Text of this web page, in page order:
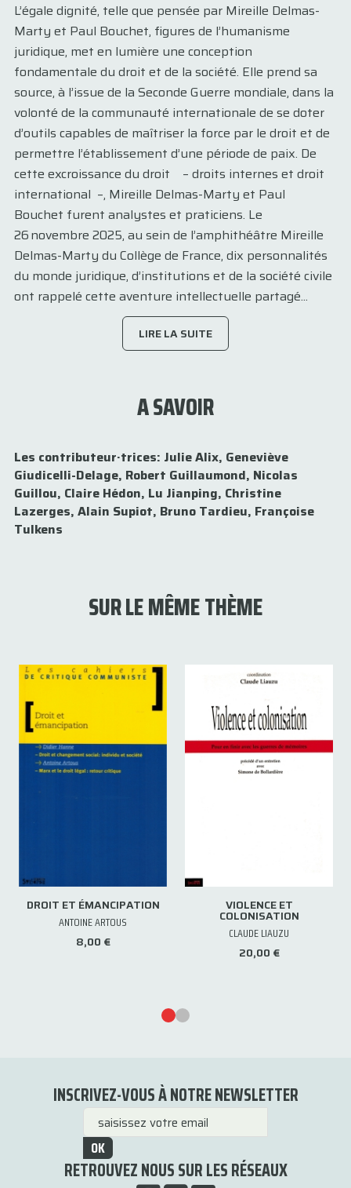
L’égale dignité, telle que pensée par Mireille ­Delmas-
Marty et Paul Bouchet, figures de l’humanisme
juridique, met en lumière une conception
fondamentale du droit et de la société. Elle prend sa
source, à l’issue de la Seconde Guerre mondiale, dans la
volonté de la communauté ­internationale de se doter
d’outils capables de maîtriser la force par le droit et de
permettre l’établissement d’une période de paix. De
cette excroissance du droit – droits internes et droit
international –, Mireille Delmas-Marty et Paul
Bouchet furent analystes et praticiens. Le
26 novembre 2025, au sein de l’amphithéâtre Mireille
Delmas-Marty du Collège de France, dix personnalités
du monde juridique, d’institutions et de la société civile
ont rappelé cette aventure intellectuelle partagé...
LIRE LA SUITE
A SAVOIR
Les contributeur·trices: Julie Alix, Geneviève
Giudicelli-Delage, Robert Guillaumond, Nicolas
Guillou, Claire Hédon, Lu Jianping, Christine
Lazerges, Alain Supiot, Bruno Tardieu, Françoise
Tulkens
SUR LE MÊME THÈME
DROIT ET ÉMANCIPATION
ANTOINE ARTOUS
8,00 €
VIOLENCE ET
COLONISATION
CLAUDE LIAUZU
20,00 €
INSCRIVEZ-VOUS À NOTRE NEWSLETTER
OK
RETROUVEZ NOUS SUR LES RÉSEAUX